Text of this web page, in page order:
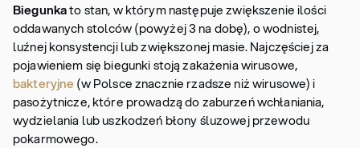
Biegunkato stan, w którym następuje zwiększenie ilości
oddawanych stolców (powyżej 3 na dobę), o wodnistej,
luźnej konsystencji lub zwiększonej masie. Najczęściej za
pojawieniem się biegunki stoją zakażenia wirusowe,
bakteryjne (w Polsce znacznie rzadsze niż wirusowe) i
pasożytnicze, które prowadzą do zaburzeń wchłaniania,
wydzielania lub uszkodzeń błony śluzowej przewodu
pokarmowego.